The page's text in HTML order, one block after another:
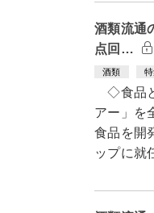
酒類流通
点回…
酒類
◇食品と
アー」を
食品を開
ップに就